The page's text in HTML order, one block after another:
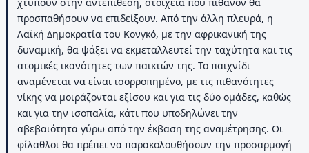
προσπαθήσουν να επιδείξουν. Από την άλλη πλευρά, η
Λαϊκή Δημοκρατία του Κονγκό, με την αφρικανική της
δυναμική, θα ψάξει να εκμεταλλευτεί την ταχύτητα και τις
ατομικές ικανότητες των παικτών της. Το παιχνίδι
αναμένεται να είναι ισορροπημένο, με τις πιθανότητες
νίκης να μοιράζονται εξίσου και για τις δύο ομάδες, καθώς
και για την ισοπαλία, κάτι που υποδηλώνει την
αβεβαιότητα γύρω από την έκβαση της αναμέτρησης. Οι
φίλαθλοι θα πρέπει να παρακολουθήσουν την προσαρμογή